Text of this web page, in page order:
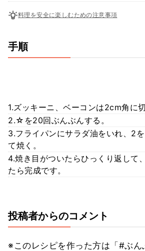
料理を安全に楽しむための注意事項
手順
1.ズッキーニ、ベーコンは2cm角に切
2.☆を20回ぶんぶんする。
3.フライパンにサラダ油をいれ、2
て焼く。
4.焼き目がついたらひっくり返して
たら完成です。
投稿者からのコメント
※このレシピを作った方は「#ぶん